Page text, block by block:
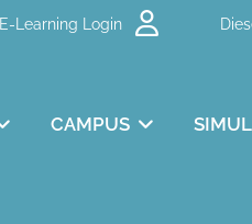
E-Learning Login
CAMPUS